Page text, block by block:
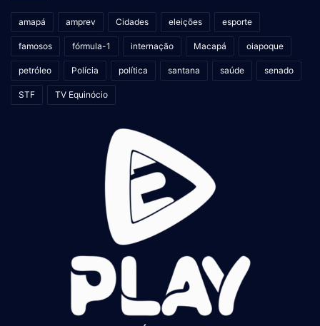
amapá amprev Cidades eleições esporte
famosos fórmula-1 internação Macapá oiapoque
petróleo Polícia política santana saúde senado
STF TV Equinócio